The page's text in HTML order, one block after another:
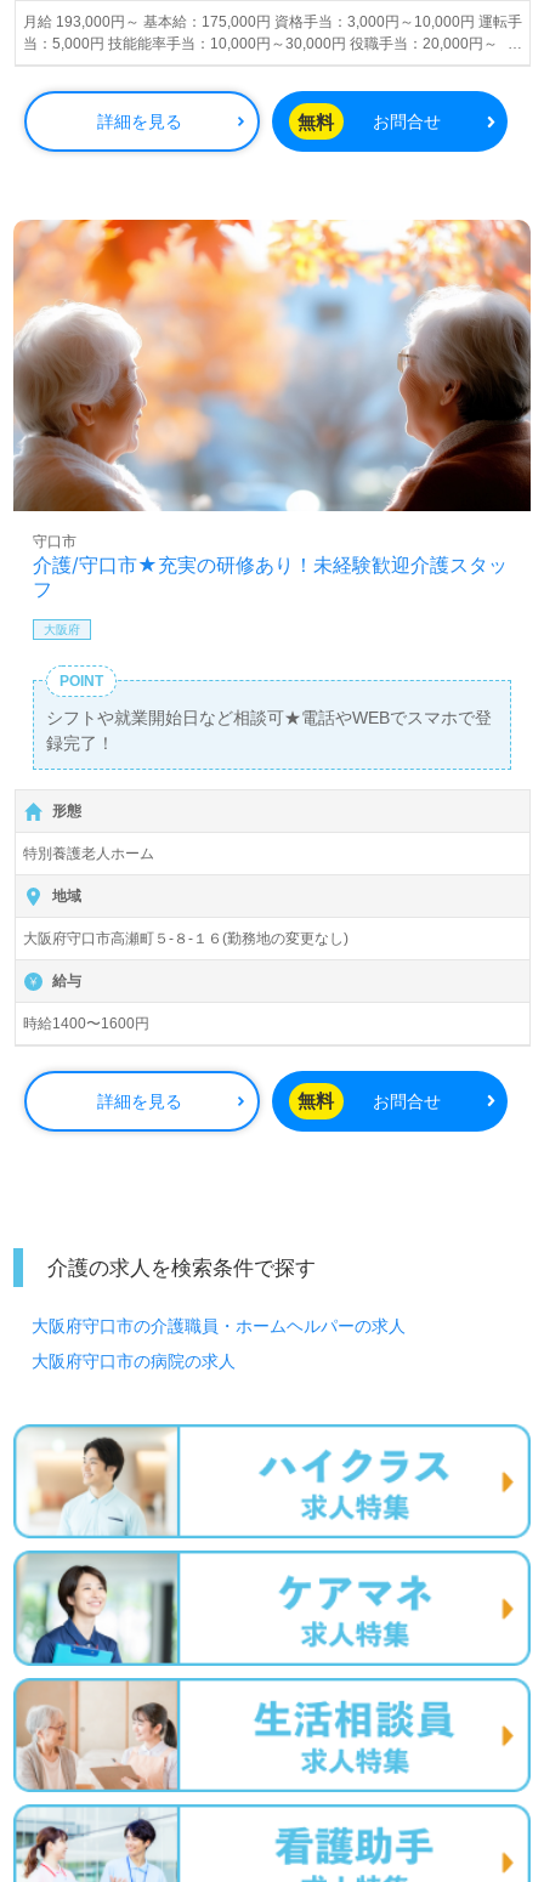
月給 193,000円～ 基本給：175,000円 資格手当：3,000円～10,000円 運転手
当：5,000円 技能能率手当：10,000円～30,000円 役職手当：20,000円～
50,000円 業績手当：年4回（前年度実績3.4ヶ月） ※試用期間中の給与変動
はありません。
詳細を見る 無料 お問合せ
介護/守口市★充実の研修あり！未経験歓迎介護スタッ
フ
守口市
大阪府
POINT
シフトや就業開始日など相談可★電話やWEBでスマホで登
録完了！
形態
特別養護老人ホーム
地域
大阪府守口市高瀬町５-８-１６(勤務地の変更なし)
給与
時給1400〜1600円
詳細を見る 無料 お問合せ
介護の求人を検索条件で探す
大阪府守口市の介護職員・ホームヘルパーの求人
大阪府守口市の病院の求人